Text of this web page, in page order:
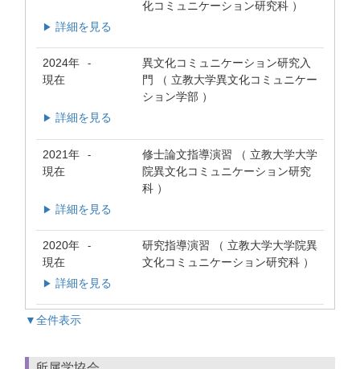
化コミュニケーション研究科 ）
▶ 詳細を見る
2024年 -
現在
異文化コミュニケーション研究入
門 （ 立教大学異文化コミュニケー
ション学部 ）
▶ 詳細を見る
2021年 -
現在
修士論文指導演習 （ 立教大学大学
院異文化コミュニケーション研究
科 ）
▶ 詳細を見る
2020年 -
現在
研究指導演習 （ 立教大学大学院異
文化コミュニケーション研究科 ）
▶ 詳細を見る
▼全件表示